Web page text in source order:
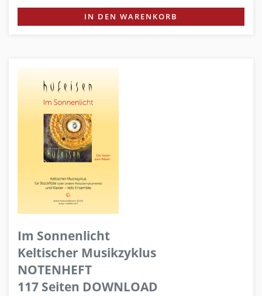
IN DEN WARENKORB
Im Sonnenlicht
Keltischer Musikzyklus
NOTENHEFT
117 Seiten DOWNLOAD